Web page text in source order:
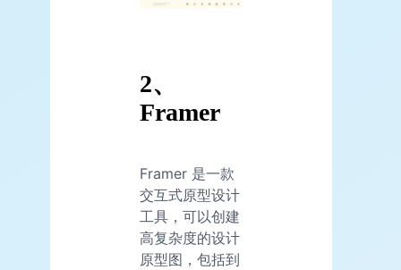
2、
Framer
Framer 是一款
交互式原型设计
工具，可以创建
高复杂度的设计
原型图，包括到